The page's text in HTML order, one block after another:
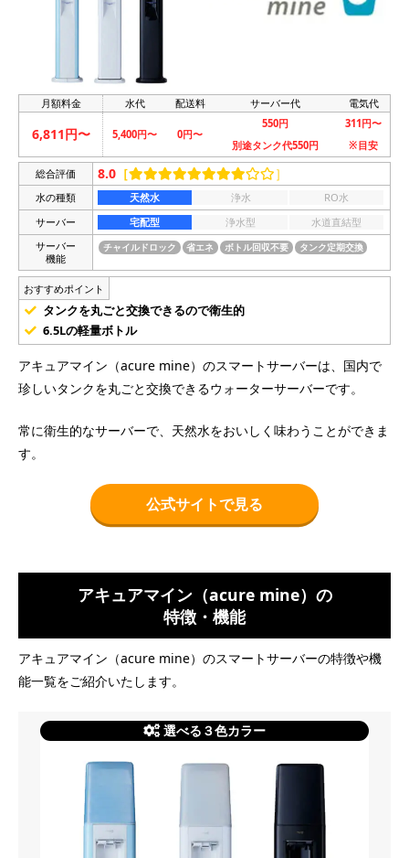
月額料金 水代 配送料 サーバー代 電気代
6,811円〜 5,400円〜 0円〜
550円
別途タンク代550円
311円〜
※目安
総合評価 8.0 ［ ］
水の種類 天然水 浄水
RO水
サーバー
宅配型 浄水型
水道直結型
サーバー
機能
チャイルドロック 省エネ ボトル回収不要 タンク定期交換
おすすめポイント
タンクを丸ごと交換できるので衛生的
6.5Lの軽量ボトル
アキュアマイン（acure mine）のスマートサーバーは、国内で
珍しいタンクを丸ごと交換できるウォーターサーバーです。
常に衛生的なサーバーで、天然水をおいしく味わうことができま
す。
公式サイトで見る
アキュアマイン（acure mine）の
特徴・機能
アキュアマイン（acure mine）のスマートサーバーの特徴や機
能一覧をご紹介いたします。
選べる３色カラー